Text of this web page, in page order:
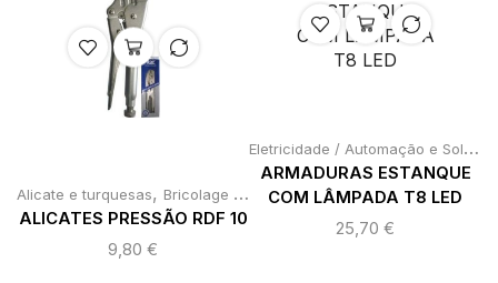
Alicate e turquesas, Bricolage e Ferramentas ,Ferramentas Manuais
ALICATES PRESSÃO RDF 10
9,80 €
E
letricidade / Automação e Soldadura
ARMADURAS ESTANQUE
COM LÂMPADA T8 LED
25,70 €